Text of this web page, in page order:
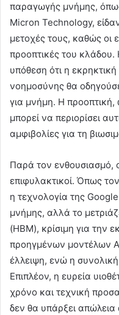
παραγωγής μνήμης,
Micron Technology,
μετοχές τους, καθώς οι
προοπτικές του κλάδου.
υπόθεση ότι η
νοημοσύνης θα
για μνήμη. Η προοπτική,
μπορεί να περιορίσει
αμφιβολίες για τη
Παρά τον ενθουσιασμό,
επιφυλακτικοί. Όπως
η τεχνολογία της
μνήμης, αλλά το
(HBM), κρίσιμη για την
προηγμένων μοντέλων
έλλειψη, ενώ η
Επιπλέον, η ευρεία
χρόνο και τεχνική
δεν θα υπάρξει